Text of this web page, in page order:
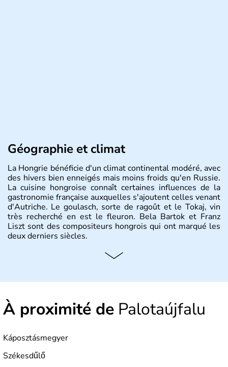
Géographie et climat
La Hongrie bénéficie d'un climat continental modéré, avec
des hivers bien enneigés mais moins froids qu'en Russie.
La cuisine hongroise connaît certaines influences de la
gastronomie française auxquelles s'ajoutent celles venant
d'Autriche. Le goulasch, sorte de ragoût et le Tokaj, vin
très recherché en est le fleuron. Bela Bartok et Franz
Liszt sont des compositeurs hongrois qui ont marqué les
deux derniers siècles.
Histoire et administration
depuis 2004, la Hongrie est aussi appelée « pays magyar
pays dont la langue est bien-sûr le hongrois et la
monnaie le forint. Sa capitale s'appelle Budapest.
développée en Hongrie.
À proximité de Palotaújfalu
Káposztásmegyer
Székesdűlő